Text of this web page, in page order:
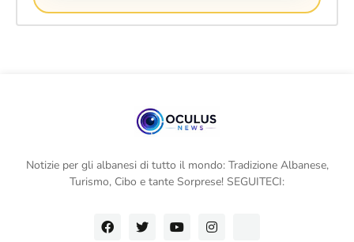
Notizie per gli albanesi di tutto il mondo: Tradizione Albanese,
Turismo, Cibo e tante Sorprese! SEGUITECI: